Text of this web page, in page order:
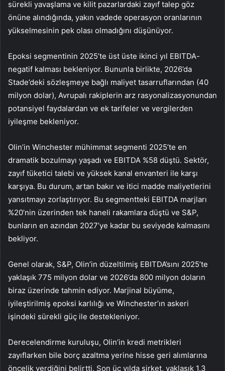
sürekli yavaşlama ve kilit pazarlardaki zayıf talep göz
önüne alındığında, yakın vadede operasyon oranlarının
yükselmesinin pek olası olmadığını düşünüyor.
Epoksi segmentinin 2025’te üst üste ikinci yıl EBITDA-
negatif kalması bekleniyor. Bununla birlikte, 2026’da
Stade’deki sözleşmeye bağlı maliyet tasarruflarından (40
milyon dolar), Avrupalı rakiplerin arz rasyonalizasyonundan
potansiyel faydalardan ve ek tarifeler ve vergilerden
iyileşme bekleniyor.
Olin’in Winchester mühimmat segmenti 2025’te en
dramatik bozulmayı yaşadı ve EBITDA %58 düştü. Sektör,
zayıf tüketici talebi ve yüksek kanal envanteri ile karşı
karşıya. Bu durum, artan bakır ve itici madde maliyetlerini
yansıtmayı zorlaştırıyor. Bu segmentteki EBITDA marjları
%20’nin üzerinden tek haneli rakamlara düştü ve S&P,
bunların en azından 2027’ye kadar bu seviyede kalmasını
bekliyor.
Genel olarak, S&P, Olin’in düzeltilmiş EBITDA’sını 2025’te
yaklaşık 775 milyon dolar ve 2026’da 800 milyon doların
biraz üzerinde tahmin ediyor. Marjinal büyüme,
iyileştirilmiş epoksi karlılığı ve Winchester’ın askeri
işindeki sürekli güç ile destekleniyor.
Derecelendirme kuruluşu, Olin’in kredi metrikleri
zayıflarken bile borç azaltma yerine hisse geri alımlarına
öncelik verdiğini belirtti. Son üç yılda şirket, yaklaşık 1,3